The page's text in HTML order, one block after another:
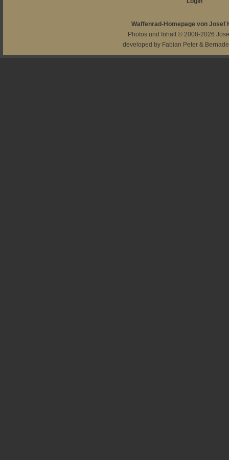
Waffenrad-Homepage von Josef
Photos und Inhalt © 2008-2026
developed by Fabian Peter &